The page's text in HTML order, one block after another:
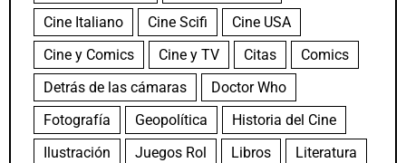
Cine Italiano
Cine Scifi
Cine USA
Cine y Comics
Cine y TV Citas
Comics
Detrás de las cámaras
Doctor Who
Fotografía
Geopolítica
Historia del Cine
Ilustración
Juegos Rol Libros
Literatura